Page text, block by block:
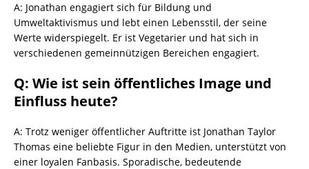
A: Jonathan engagiert sich für Bildung und
Umweltaktivismus und lebt einen Lebensstil, der seine
Werte widerspiegelt. Er ist Vegetarier und hat sich in
verschiedenen gemeinnützigen Bereichen engagiert.
Q: Wie ist sein öffentliches Image und
Einfluss heute?
A: Trotz weniger öffentlicher Auftritte ist Jonathan Taylor
Thomas eine beliebte Figur in den Medien, unterstützt von
einer loyalen Fanbasis. Sporadische, bedeutende